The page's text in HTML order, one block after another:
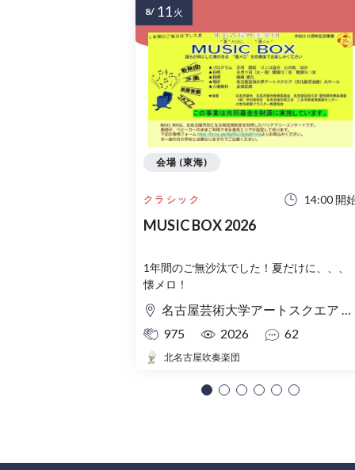
クラシック 14:00 開
MUSIC BOX 2026
1年間のご無沙汰でした！夏だけに、、、
懐メロ！
名古屋芸術大学アートスクエア 大ホール
975
2026 62
北名古屋吹奏楽団
会場 (東海)
8/ 11 火